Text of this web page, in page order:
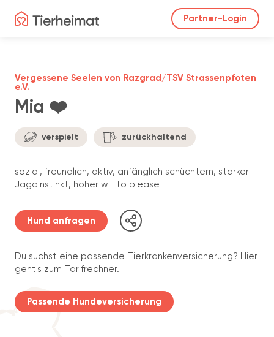
Partner-Login
Mia ❤️
Vergessene Seelen von Razgrad/TSV Strassenpfoten
e.V.
verspielt zurückhaltend
sozial, freundlich, aktiv, anfänglich schüchtern, starker
Jagdinstinkt, hoher will to please
Hund anfragen
Du suchst eine passende Tierkrankenversicherung? Hier
geht's zum Tarifrechner.
Passende Hundeversicherung